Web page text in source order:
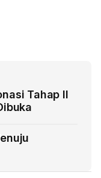
Tahap II